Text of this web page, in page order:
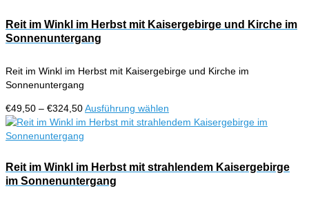
Varianten
auf.
können
Produktseite
gewählt
Reit im Winkl im Herbst mit Kaisergebirge und Kirche im
Sonnenuntergang
Reit im Winkl im Herbst mit Kaisergebirge und Kirche im
Sonnenuntergang
€49,50 – €324,50Preisspanne:
€49,50
bis
Ausführung wählen
Produkt
Varianten
Reit im Winkl im Herbst mit strahlendem Kaisergebirge
im Sonnenuntergang